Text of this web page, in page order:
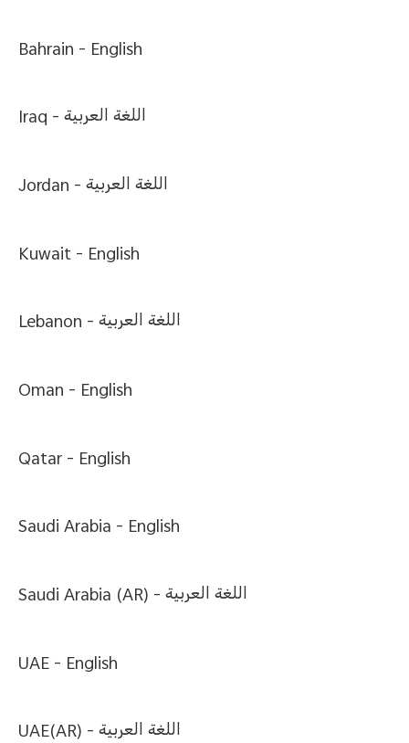
Bahrain - English
Iraq -اللغة العربية
Jordan -اللغة العربية
Kuwait - English
Lebanon -اللغة العربية
Oman - English
Qatar - English
Saudi Arabia - English
Saudi Arabia (AR) -اللغة العربية
UAE - English
UAE(AR) -اللغة العربية